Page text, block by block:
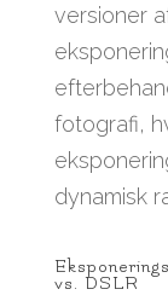
versioner
fotografi,
dynamisk
vs. DSLR